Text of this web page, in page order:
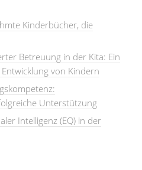
Kinderbücher, die
Betreuung in der Kita: Ein
von Kindern
Unterstützung
Intelligenz (EQ) in der